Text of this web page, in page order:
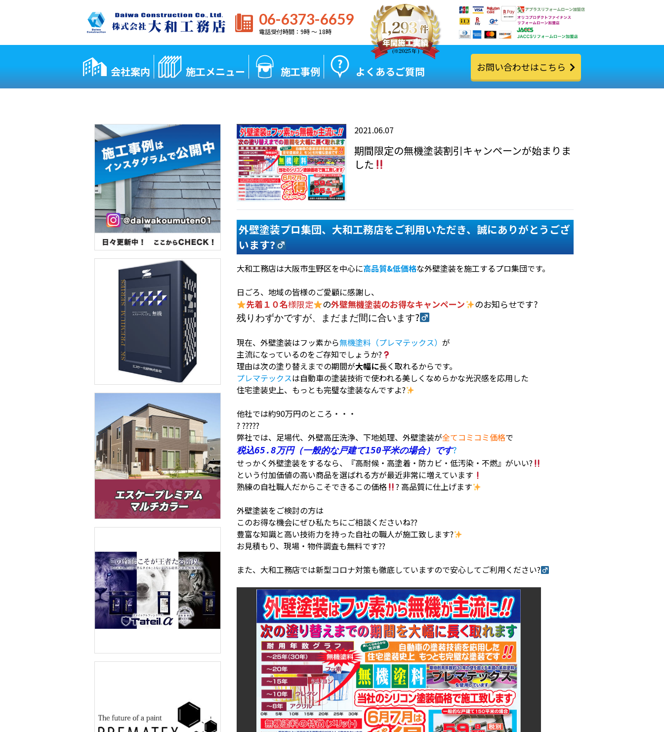
06-6373-6659
電話受付時間：9時 〜 18時
会社案内 施工メニュー 施工事例 よくあるご質問 お問い合わせはこちら
2021.06.07
期間限定の無機塗装割引キャンペーンが始まりま
した
外壁塗装プロ集団、大和工務店をご利用いただき、誠にありがとうござ
います?‍
大和工務店は大阪市生野区を中心に高品質&低価格な外壁塗装を施工するプロ集団です。
日ごろ、地域の皆様のご愛顧に感謝し、
先着１０名様限定 の外壁無機塗装のお得なキャンペーン のお知らせです?
残りわずかですが、まだまだ間に合います?‍
現在、外壁塗装はフッ素から無機塗料（プレマテックス） が
主流になっているのをご存知でしょうか?
理由は次の塗り替えまでの期間が大幅に長く取れるからです。
プレマテックスは自動車の塗装技術で使われる美しくなめらかな光沢感を応用した
住宅塗装史上、もっとも完璧な塗装なんですよ?
他社では約90万円のところ・・・
? ?????
弊社では、足場代、外壁高圧洗浄、下地処理、外壁塗装が全てコミコミ価格で
税込65.8万円（一般的な戸建て150平米の場合）です?
せっかく外壁塗装をするなら、『高耐候・高塗着・防カビ・低汚染・不燃』がいい?
という付加価値の高い商品を選ばれる方が最近非常に増えています
熟練の自社職人だからこそできるこの価格
? 高品質に仕上げます
外壁塗装をご検討の方は
このお得な機会にぜひ私たちにご相談くださいね??
豊富な知識と高い技術力を持った自社の職人が施工致します?
お見積もり、現場・物件調査も無料です??
また、大和工務店では新型コロナ対策も徹底していますので安心してご利用ください?‍